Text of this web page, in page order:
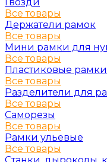
Все товары
Держатели рамок
Все товары
Мини рамки для
Все товары
Пластиковые рамки
Все товары
Разделители для
Все товары
Саморезы
Все товары
Рамки ульевые
Все товары